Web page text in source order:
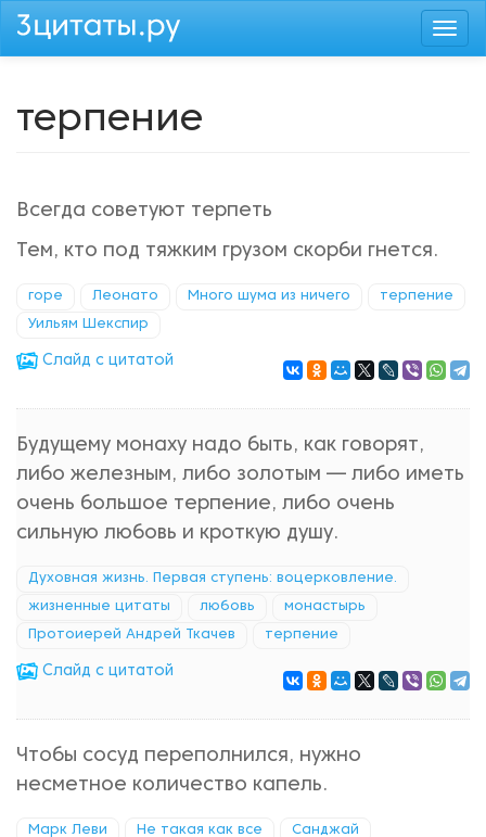
Перейти
терпение
Всегда советуют терпеть
Тем, кто под тяжким грузом скорби гнется.
горе Леонато Много шума из ничего терпение
Уильям Шекспир
Cлайд с цитатой
Будущему монаху надо быть, как говорят,
либо железным, либо золотым — либо иметь
очень большое терпение, либо очень
сильную любовь и кроткую душу.
Духовная жизнь. Первая ступень: воцерковление.
жизненные цитаты любовь монастырь
Протоиерей Андрей Ткачев терпение
Cлайд с цитатой
Чтобы сосуд переполнился, нужно
несметное количество капель.
Марк Леви Не такая как все Санджай